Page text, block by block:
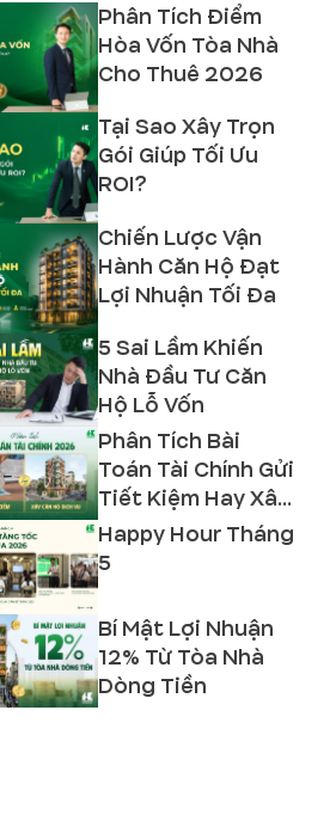
Phân Tích Điểm
Hòa Vốn Tòa Nhà
Cho Thuê 2026
Tại Sao Xây Trọn
Gói Giúp Tối Ưu
ROI?
Chiến Lược Vận
Hành Căn Hộ Đạt
Lợi Nhuận Tối Đa
5 Sai Lầm Khiến
Nhà Đầu Tư Căn
Hộ Lỗ Vốn
Phân Tích Bài
Toán Tài Chính Gửi
Tiết Kiệm Hay Xây
Căn Hộ Dịch Vụ
2026?
Happy Hour Tháng
5
Bí Mật Lợi Nhuận
12% Từ Tòa Nhà
Dòng Tiền